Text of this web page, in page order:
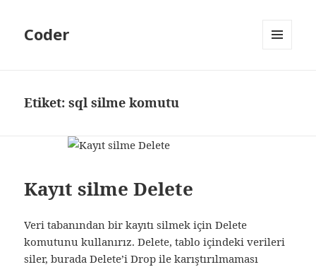
Coder
Etiket:sql silme komutu
Kayıt silme Delete
Veri tabanından bir kayıtı silmek için Delete
komutunu kullanırız. Delete, tablo içindeki verileri
siler, burada Delete’i Drop ile karıştırılmaması